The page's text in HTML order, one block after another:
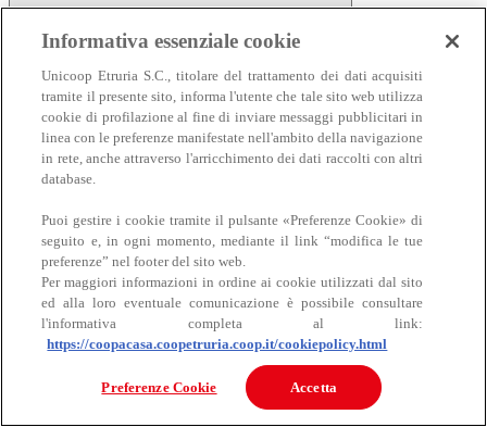
Carne
Carne
Bovino
Informativa essenziale cookie
Unicoop Etruria S.C., titolare del trattamento dei dati acquisiti
tramite il presente sito, informa l'utente che tale sito web utilizza
cookie di profilazione al fine di inviare messaggi pubblicitari in
linea con le preferenze manifestate nell'ambito della navigazione
in rete, anche attraverso l'arricchimento dei dati raccolti con altri
database.
Puoi gestire i cookie tramite il pulsante «Preferenze Cookie» di
seguito e, in ogni momento, mediante il link “modifica le tue
preferenze” nel footer del sito web.
Per maggiori informazioni in ordine ai cookie utilizzati dal sito
ed alla loro eventuale comunicazione è possibile consultare
l'informativa completa al link:
https://coopacasa.coopetruria.coop.it/cookiepolicy.html
Preferenze Cookie Accetta